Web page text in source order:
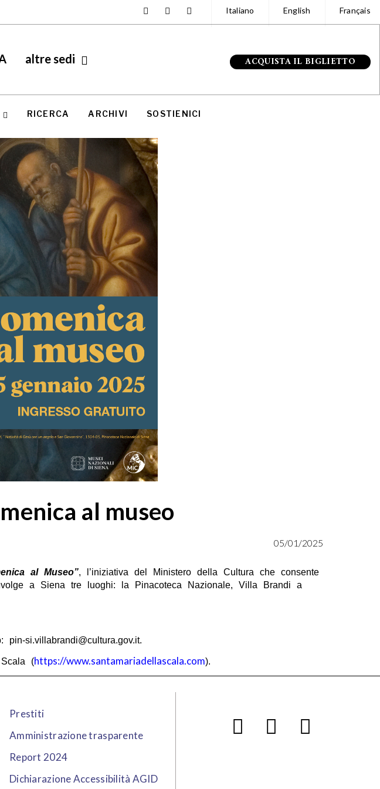
Italiano English Français
altre sedi ACQUISTA IL BIGLIETTO
RICERCA ARCHIVI SOSTIENICI
al museo
05/01/2025
al Museo”, l’iniziativa del Ministero della Cultura che consente
a Siena tre luoghi: la Pinacoteca Nazionale, Villa Brandi a
si.villabrandi@cultura.gov.it.
(https://www.santamariadellascala.com).
Prestiti
Amministrazione trasparente
Report 2024
Dichiarazione Accessibilità AGID